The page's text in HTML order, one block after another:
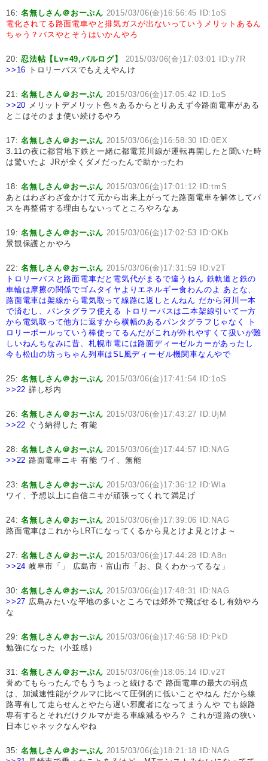
16:名無しさん＠おーぷん 2015/03/06(金)16:56:45 ID:1oS
電化されてる路面電車やと排気ガスが出ないっていうメリットあるん
ちゃう？バスやとそうはいかんやろ
20:忍法帖【Lv=49,バルログ】
2015/03/06(金)17:03:01 ID:y7R
>>16 トロリーバスでもええやんけ
21:名無しさん＠おーぷん 2015/03/06(金)17:05:42 ID:1oS
>>20 メリットデメリット色々あるからとりあえず今路面電車がある
とこはそのまま使い続けるやろ
17:名無しさん＠おーぷん 2015/03/06(金)16:58:30 ID:0EX
3.11の夜に都営地下鉄と一緒に都電荒川線が運転再開したと聞いた時
は驚いたよ JRが全くダメだったんで助かったわ
18:名無しさん＠おーぷん 2015/03/06(金)17:01:12 ID:tmS
あとはわざわざ金かけて元から出来上がってた路面電車を解体してバ
スを再整備する理由もないってところやろなぁ
19:名無しさん＠おーぷん 2015/03/06(金)17:02:53 ID:OKb
景観保護とかやろ
22:名無しさん＠おーぷん 2015/03/06(金)17:31:59 ID:v2T
トロリーバスと路面電車だと電気代がまるで違うねん 鉄軌道と鉄の
車輪は摩擦の関係でゴムタイヤよりエネルギー食わんのよ あとな、
路面電車は架線から電気取って線路に返しとんねん だから河川一本
で済むし、パンタグラフ使える
トロリーバスは二本架線引いて一方
から電気取って他方に返すから横幅のあるパンタグラフじゃなく
ト
ロリーポールっていう棒使ってるんだがこれが外れやすくて扱いが難
しいねん ちなみに昔、札幌市電には路面ディーゼルカーがあったし
今も松山の坊っちゃん列車はSL風ディーゼル機関車なんやで
25:名無しさん＠おーぷん 2015/03/06(金)17:41:54 ID:1oS
>>22 詳し杉内
26:名無しさん＠おーぷん 2015/03/06(金)17:43:27 ID:UjM
>>22 ぐう納得した 有能
28:名無しさん＠おーぷん 2015/03/06(金)17:44:57 ID:NAG
>>22 路面電車ニキ 有能 ワイ、無能
23:名無しさん＠おーぷん 2015/03/06(金)17:36:12 ID:Wla
ワイ、予想以上に自信ニキが頑張ってくれて満足げ
24:名無しさん＠おーぷん 2015/03/06(金)17:39:06 ID:NAG
路面電車はこれからLRTになってくるから見とけよ見とけよ～
27:名無しさん＠おーぷん 2015/03/06(金)17:44:28 ID:A8n
>>24 岐阜市「」 広島市・富山市「お、良くわかってるな」
30:名無しさん＠おーぷん 2015/03/06(金)17:48:31 ID:NAG
>>27 広島みたいな平地の多いところでは郊外で飛ばせるし有効やろ
な
29:名無しさん＠おーぷん 2015/03/06(金)17:46:58 ID:PkD
勉強になった（小並感）
31:名無しさん＠おーぷん 2015/03/06(金)18:05:14 ID:v2T
誉めてもらったんでもうちょっと続けるで 路面電車の最大の弱点
は、加減速性能がクルマに比べて圧倒的に低いことやねん だから線
路専有して走らせんとやたら遅い邪魔者になってまうんや でも線路
専有するとそれだけクルマが走る車線減るやろ？ これが道路の狭い
日本じゃネックなんやね
35:名無しさん＠おーぷん 2015/03/06(金)18:21:18 ID:NAG